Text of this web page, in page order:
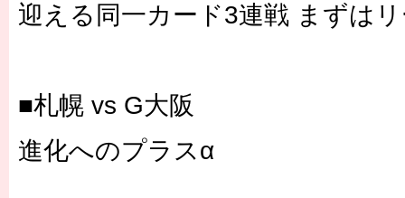
迎える同一カード3連戦 まずは
■札幌 vs G大阪
進化へのプラスα